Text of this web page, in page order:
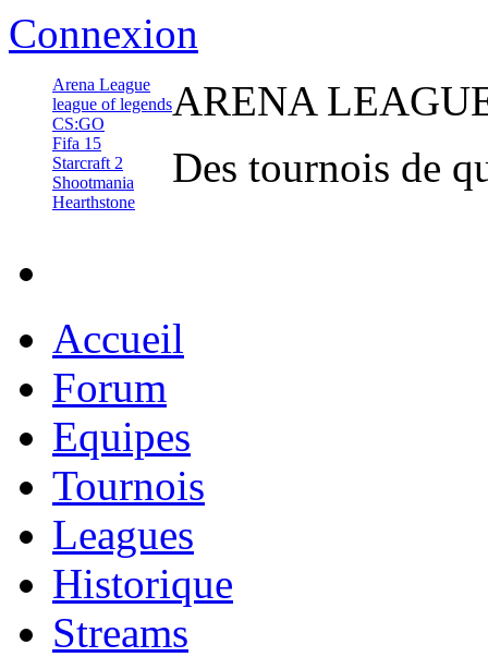
Connexion
Arena League
league of legends
CS:GO
Fifa 15
Starcraft 2
Shootmania
Hearthstone
ARENA
Des tournois de
Accueil
Forum
Equipes
Tournois
Leagues
Historique
Streams